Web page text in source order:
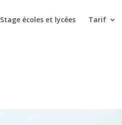
Stage écoles et lycées Tarif